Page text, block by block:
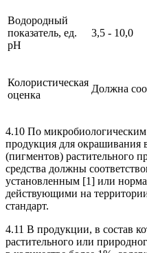
Водородный
показатель, ед.
рН
3,5 - 10,0
Колористическая
оценка
Должна
4.10 По микробиологическим
продукция для окрашивания
(пигментов) растительного
средства должны
установленным [1] или
действующими на
стандарт.
4.11 В продукции, в состав
растительного или